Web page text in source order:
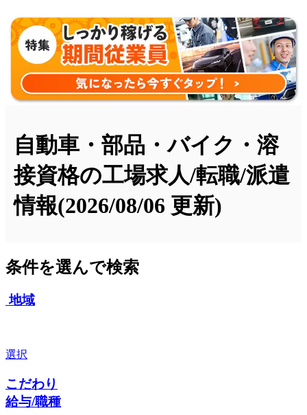
自動車・部品・バイク・溶
接資格の工場求人/転職/派遣
情報(2026/08/06 更新)
条件を選んで検索
地域
選択
こだわり
給与/職種